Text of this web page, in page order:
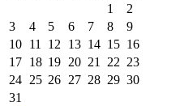
1
2
3
4 5 6 7 8
9
10 11 12 13 14 15 16
17 18 19 20 21 22 23
24 25 26 27 28 29 30
31